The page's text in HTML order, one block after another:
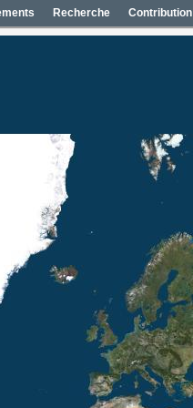
Recherche Contribution
Photos aériennes France
Mapas geol 1/50000 España
Mapas IGN España
Fotos aéreas España
Photos aériennes ESRI
Carte OpenTopoMap